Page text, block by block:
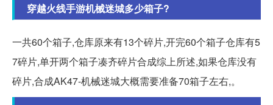
穿越火线手游机械迷城多少箱子?
一共60个箱子,仓库原来有13个碎片,开完60个箱子仓库有5
7碎片,单开两个箱子凑齐碎片合成综上所述,如果仓库没有
碎片,合成AK47-机械迷城大概需要准备70箱子左右,。